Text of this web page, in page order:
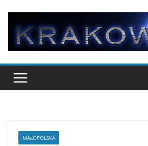
treści
MAŁOPOLSKA